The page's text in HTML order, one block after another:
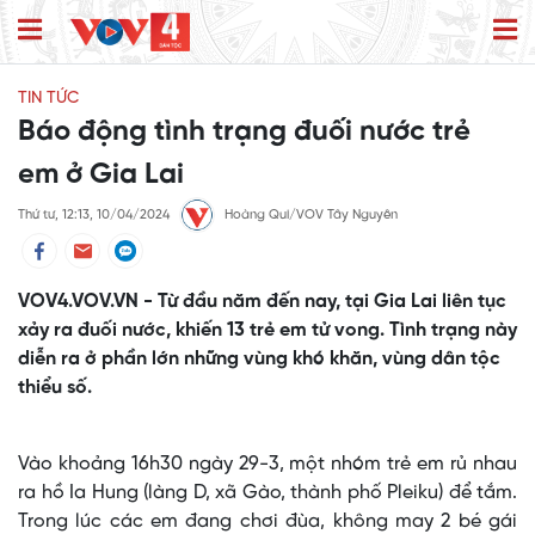
TIN TỨC
Báo động tình trạng đuối nước trẻ
em ở Gia Lai
Thứ tư, 12:13, 10/04/2024 Hoàng Qui/VOV Tây Nguyên
VOV4.VOV.VN - Từ đầu năm đến nay, tại Gia Lai liên tục
xảy ra đuối nước, khiến 13 trẻ em tử vong. Tình trạng này
diễn ra ở phần lớn những vùng khó khăn, vùng dân tộc
thiểu số.
Vào khoảng 16h30 ngày 29-3, một nhóm trẻ em rủ nhau
ra hồ Ia Hung (làng D, xã Gào, thành phố Pleiku) để tắm.
Trong lúc các em đang chơi đùa, không may 2 bé gái